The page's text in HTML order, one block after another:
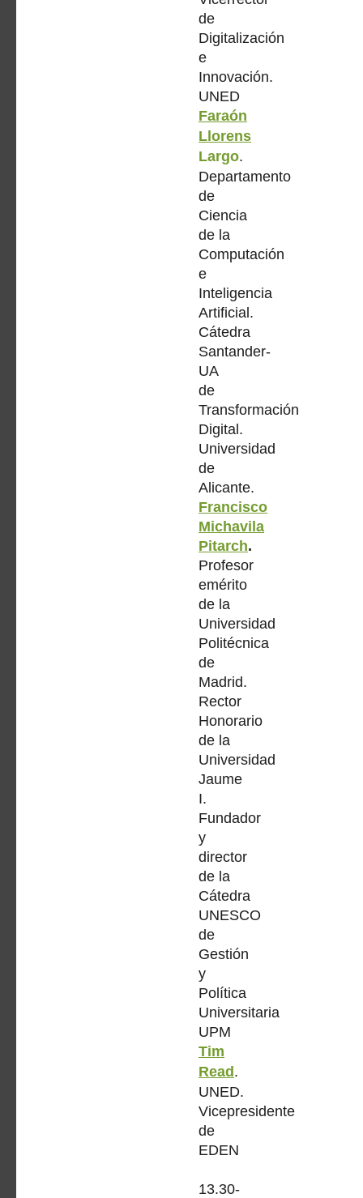
de
Digitalización
e
Innovación.
UNED
Faraón
Llorens
Largo.
Departamento
de
Ciencia
de la
Computación
e
Inteligencia
Artificial.
Cátedra
Santander-
UA
de
Transformación
Digital.
Universidad
de
Alicante.
Francisco
Michavila
Pitarch.
Profesor
emérito
de la
Universidad
Politécnica
de
Madrid.
Rector
Honorario
de la
Universidad
Jaume
I.
Fundador
y
director
de la
Cátedra
UNESCO
de
Gestión
y
Política
Universitaria
UPM
Tim
Read .
UNED.
Vicepresidente
de
EDEN
13.30-